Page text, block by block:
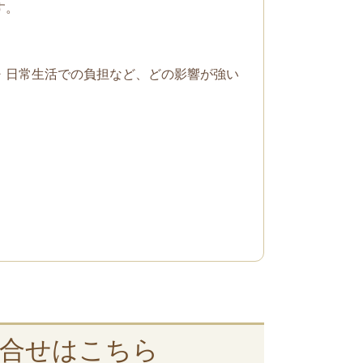
常生活での負担など、どの影響が強い
せはこちら